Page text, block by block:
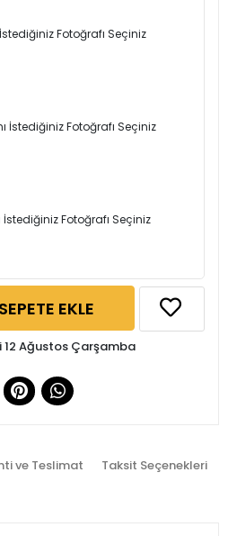
Fotoğrafı Seçiniz
İstediğiniz Fotoğrafı Seçiniz
İstediğiniz Fotoğrafı Seçiniz
SEPETE EKLE
12 Ağustos Çarşamba
ve Teslimat Taksit Seçenekleri